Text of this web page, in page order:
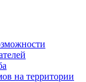
на территории